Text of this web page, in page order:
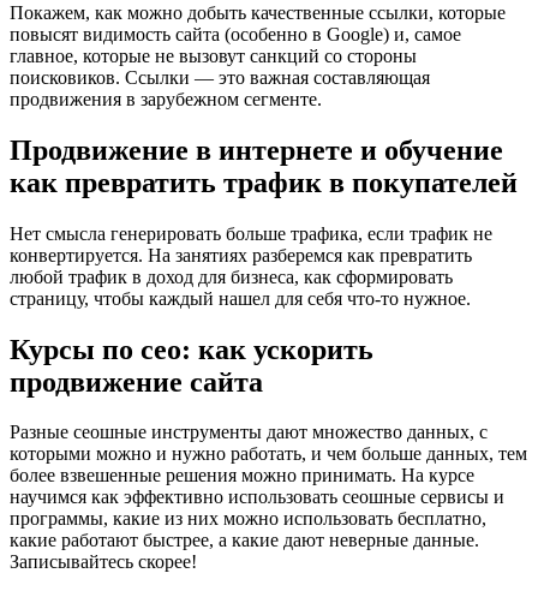
Покажем, как можно добыть качественные ссылки, которые
повысят видимость сайта (особенно в Google) и, самое
главное, которые не вызовут санкций со стороны
поисковиков. Ссылки — это важная составляющая
продвижения в зарубежном сегменте.
Продвижение в интернете и обучение
как превратить трафик в покупателей
Нет смысла генерировать больше трафика, если трафик не
конвертируется. На занятиях разберемся как превратить
любой трафик в доход для бизнеса, как сформировать
страницу, чтобы каждый нашел для себя что-то нужное.
Курсы по сео: как ускорить
продвижение сайта
Разные сеошные инструменты дают множество данных, с
которыми можно и нужно работать, и чем больше данных, тем
более взвешенные решения можно принимать. На курсе
научимся как эффективно использовать сеошные сервисы и
программы, какие из них можно использовать бесплатно,
какие работают быстрее, а какие дают неверные данные.
Записывайтесь скорее!